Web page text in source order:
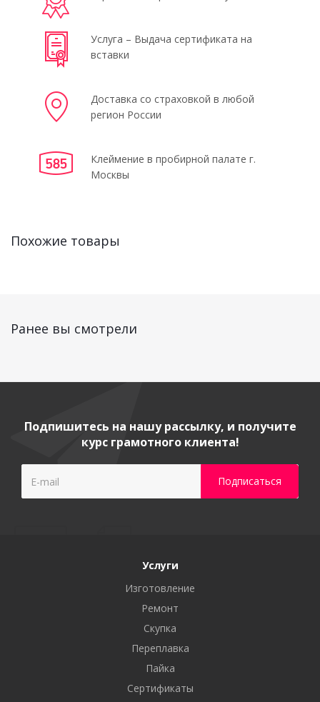
Услуга – Выдача сертификата на
вставки
Доставка со страховкой в любой
регион России
Клеймение в пробирной палате г.
Москвы
Похожие товары
Ранее вы смотрели
Подпишитесь на нашу рассылку, и получите
курс грамотного клиента!
Услуги
Изготовление
Ремонт
Скупка
Переплавка
Пайка
Сертификаты